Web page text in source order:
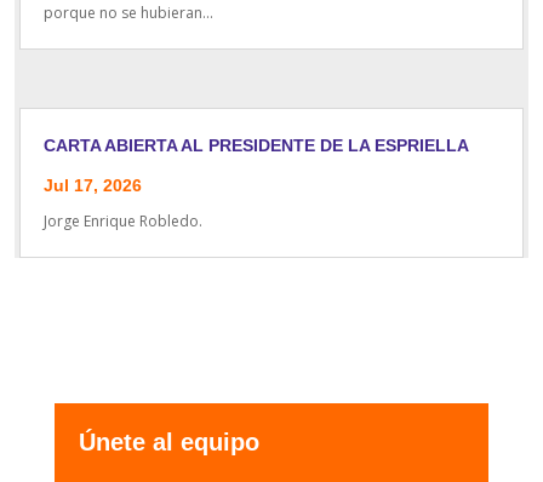
porque no se hubieran...
CARTA ABIERTA AL PRESIDENTE DE LA ESPRIELLA
Jul 17, 2026
Jorge Enrique Robledo.
Únete al equipo